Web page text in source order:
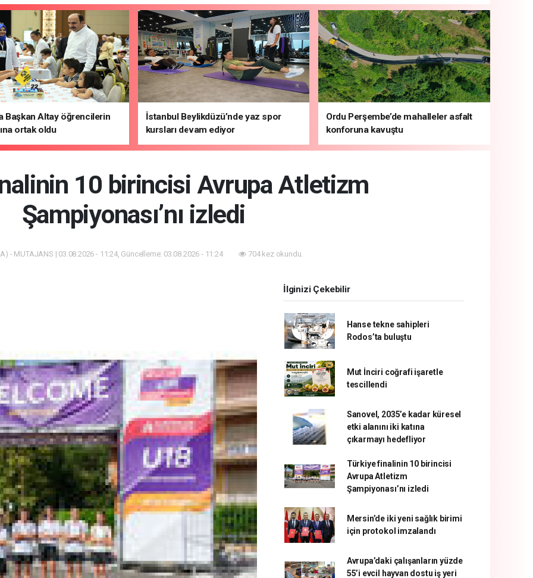
Başkan Altay öğrencilerin
ortak oldu
İstanbul Beylikdüzü’nde yaz spor
kursları devam ediyor
Ordu Perşembe’de mahalleler asfalt
konforuna kavuştu
10 birincisi Avrupa Atletizm
Şampiyonası’nı izledi
- MUTAJANS | 03.08.2026 - 11:24, Güncelleme: 03.08.2026 - 11:24 704 kez okundu.
İlginizi Çekebilir
Hanse tekne sahipleri
Rodos’ta buluştu
Mut İnciri coğrafi işaretle
tescillendi
Sanovel, 2035’e kadar küresel
etki alanını iki katına
çıkarmayı hedefliyor
Türkiye finalinin 10 birincisi
Avrupa Atletizm
Şampiyonası’nı izledi
Mersin’de iki yeni sağlık birimi
için protokol imzalandı
Avrupa’daki çalışanların yüzde
55’i evcil hayvan dostu iş yeri